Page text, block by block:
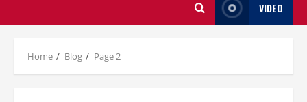
VIDEO
Home Blog Page 2